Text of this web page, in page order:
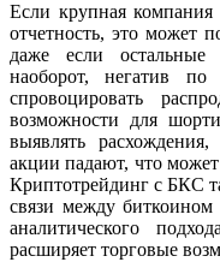
Если крупная
отчетность, это может
даже если
наоборот, негатив по
спровоцировать
возможности для
выявлять
акции падают, что может
Криптотрейдинг с БКС
связи между биткоином
аналитического
расширяет торговые